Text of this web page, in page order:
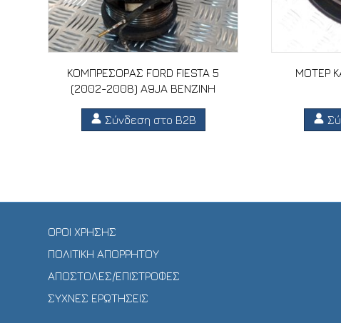
ΚΟΜΠΡΕΣΟΡΑΣ FORD FIESTA 5
(2002-2008) A9JA ΒΕΝΖΙΝΗ
Σύνδεση στο B2B
ΜΟΤΕΡ
ΟΡΟΙ ΧΡΗΣΗΣ
ΠΟΛΙΤΙΚΗ ΑΠΟΡΡΗΤΟΥ
ΑΠΟΣΤΟΛΕΣ/ΕΠΙΣΤΡΟΦΕΣ
ΣΥΧΝΕΣ ΕΡΩΤΗΣΕΙΣ